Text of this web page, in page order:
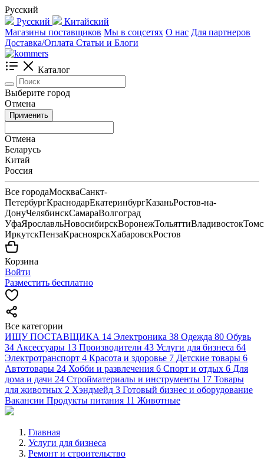
Русский
Русский
Китайский
Магазины поставщиков Мы в соцсетях О нас Для партнеров
Доставка/Оплата Статьи и Блоги
Каталог
Выберите город
Отмена
Применить
Отмена
Беларусь
Китай
Россия
Все городаМоскваСанкт-
ПетербургКраснодарЕкатеринбургКазаньРостов-на-
ДонуЧелябинскСамараВолгоград
УфаЯрославльНовосибирскВоронежТольяттиВладивосток
ИркутскПензаКрасноярскХабаровскРостов
Корзина
Войти
Разместить бесплатно
Все категории
ИЩУ ПОСТАВЩИКА 14 Электроника 38 Одежда 80 Обувь
34 Аксессуары 13 Производители 43 Услуги для бизнеса 64
Электротранспорт 4 Красота и здоровье 7 Детские товары 6
Автотовары 24 Хобби и развлечения 6 Спорт и отдых 6 Для
дома и дачи 24 Стройматериалы и инструменты 17 Товары
для животных 2 Хэндмейд 3 Готовый бизнес и оборудование
Вакансии Продукты питания 11 Животные
Главная
Услуги для бизнеса
Ремонт и строительство